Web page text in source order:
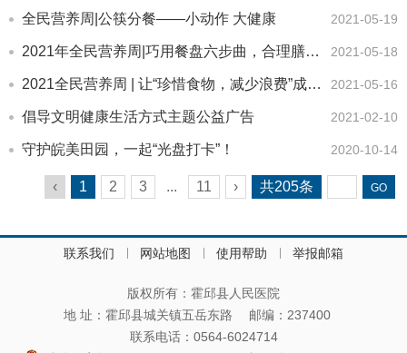
全民营养周|公筷分餐——小动作 大健康 2021-05-19
2021年全民营养周|巧用餐盘六步曲，合理膳食享健康 2021-05-18
2021全民营养周 | 让“珍惜食物，减少浪费”成为每个家庭的生... 2021-05-16
倡导文明健康生活方式主题公益广告 2021-02-10
守护皖美田园，一起“光盘打卡”！ 2020-10-14
‹ 1 2 3 ... 11 › 共205条
联系我们 网站地图 使用帮助 举报邮箱
版权所有：霍邱县人民医院
地 址：霍邱县城关镇五岳东路
邮编：237400
联系电话：0564-6024714